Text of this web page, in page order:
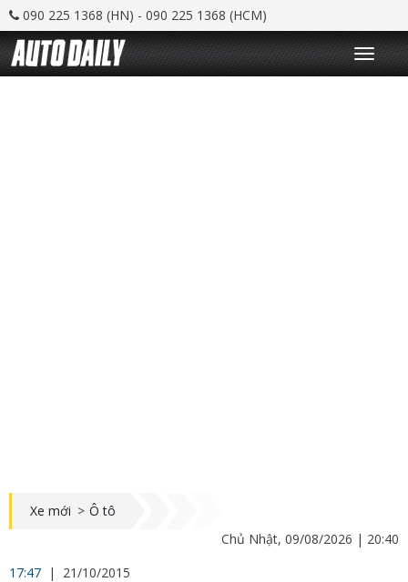
090 225 1368 (HN) - 090 225 1368 (HCM)
T
o
g
Xe mới > Ô tô
Chủ Nhật, 09/08/2026 | 20:40
17:47 | 21/10/2015